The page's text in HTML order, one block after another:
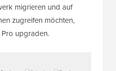
migrieren und auf
zugreifen möchten,
upgraden.